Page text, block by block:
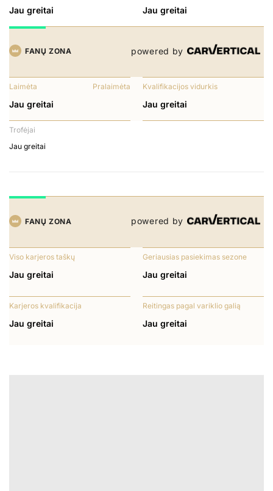
Trofėjai
Jau greitai
Jau greitai Jau greitai
FANŲ ZONA powered by
Laimėta Pralaimėta
Jau greitai
Kvalifikacijos vidurkis
Jau greitai
FANŲ ZONA powered by
Viso karjeros taškų
Jau greitai
Geriausias pasiekimas sezone
Jau greitai
Karjeros kvalifikacija
Jau greitai
Reitingas pagal variklio galią
Jau greitai